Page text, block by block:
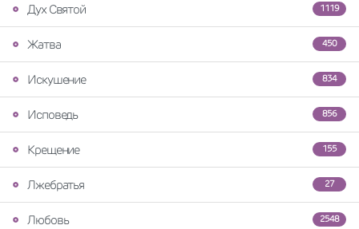
1119
Дух Святой
450
Жатва
834
Искушение
856
Исповедь
155
Крещение
27
Лжебратья
2548
Любовь